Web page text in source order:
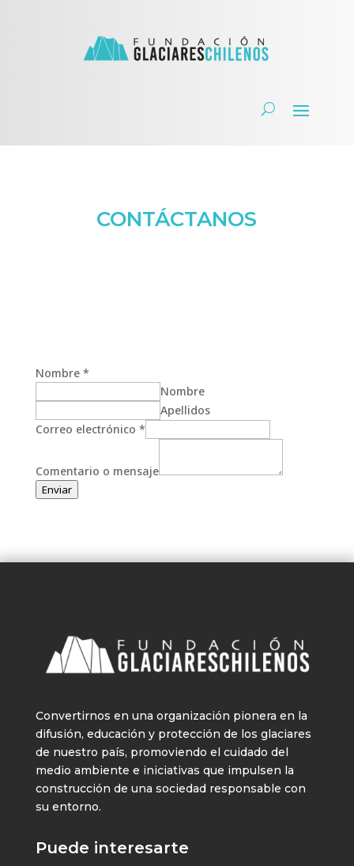
CONTÁCTANOS
Nombre *
Nombre
Apellidos
Correo electrónico *
Comentario o mensaje
Enviar
Convertirnos en una organización pionera en la
difusión, educación y protección de los glaciares
de nuestro país, promoviendo el cuidado del
medio ambiente e iniciativas que impulsen la
construcción de una sociedad responsable con
su entorno.
Puede interesarte